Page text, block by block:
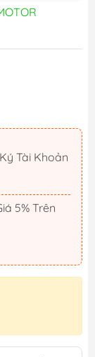
Tài Khoản
5% Trên